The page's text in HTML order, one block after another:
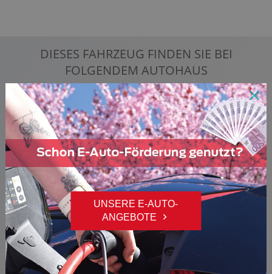
DIESES FAHRZEUG FINDEN SIE BEI
FOLGENDEM AUTOHAUS
FREILINGER & GEISLER
Probefahrtanfragen
UNSERE E-AUTO-
ANGEBOTE